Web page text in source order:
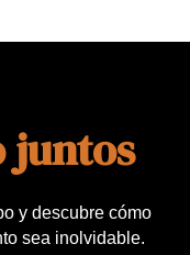
y descubre cómo
sea inolvidable.